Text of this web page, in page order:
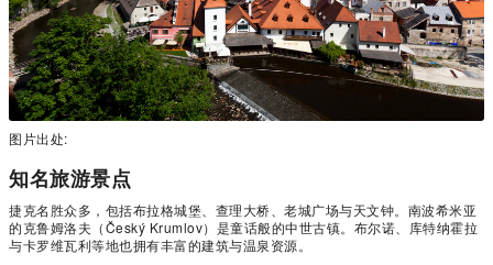
图片出处:
知名旅游景点
捷克名胜众多，包括布拉格城堡、查理大桥、老城广场与天文钟。南波希米亚
的克鲁姆洛夫（Český Krumlov）是童话般的中世古镇。布尔诺、库特纳霍拉
与卡罗维瓦利等地也拥有丰富的建筑与温泉资源。